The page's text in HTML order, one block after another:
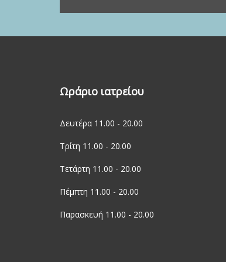
Ωράριο ιατρείου
Δευτέρα 11.00 - 20.00
Τρίτη 11.00 - 20.00
Τετάρτη 11.00 - 20.00
Πέμπτη 11.00 - 20.00
Παρασκευή 11.00 - 20.00